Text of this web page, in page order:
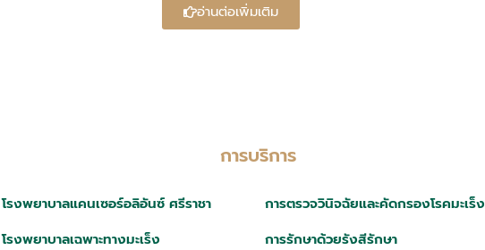
อ่านต่อเพิ่มเติม
การบริการ
โรงพยาบาลแคนเซอร์อลิอันซ์ ศรีราชา
โรงพยาบาลเฉพาะทางมะเร็ง
การตรวจวินิจฉัยและคัดกรองโรคมะเร็ง
การรักษาด้วยรังสีรักษา